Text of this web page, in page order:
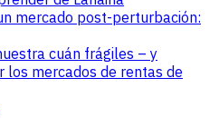
mercado post-perturbación:
cuán frágiles – y
los mercados de rentas de